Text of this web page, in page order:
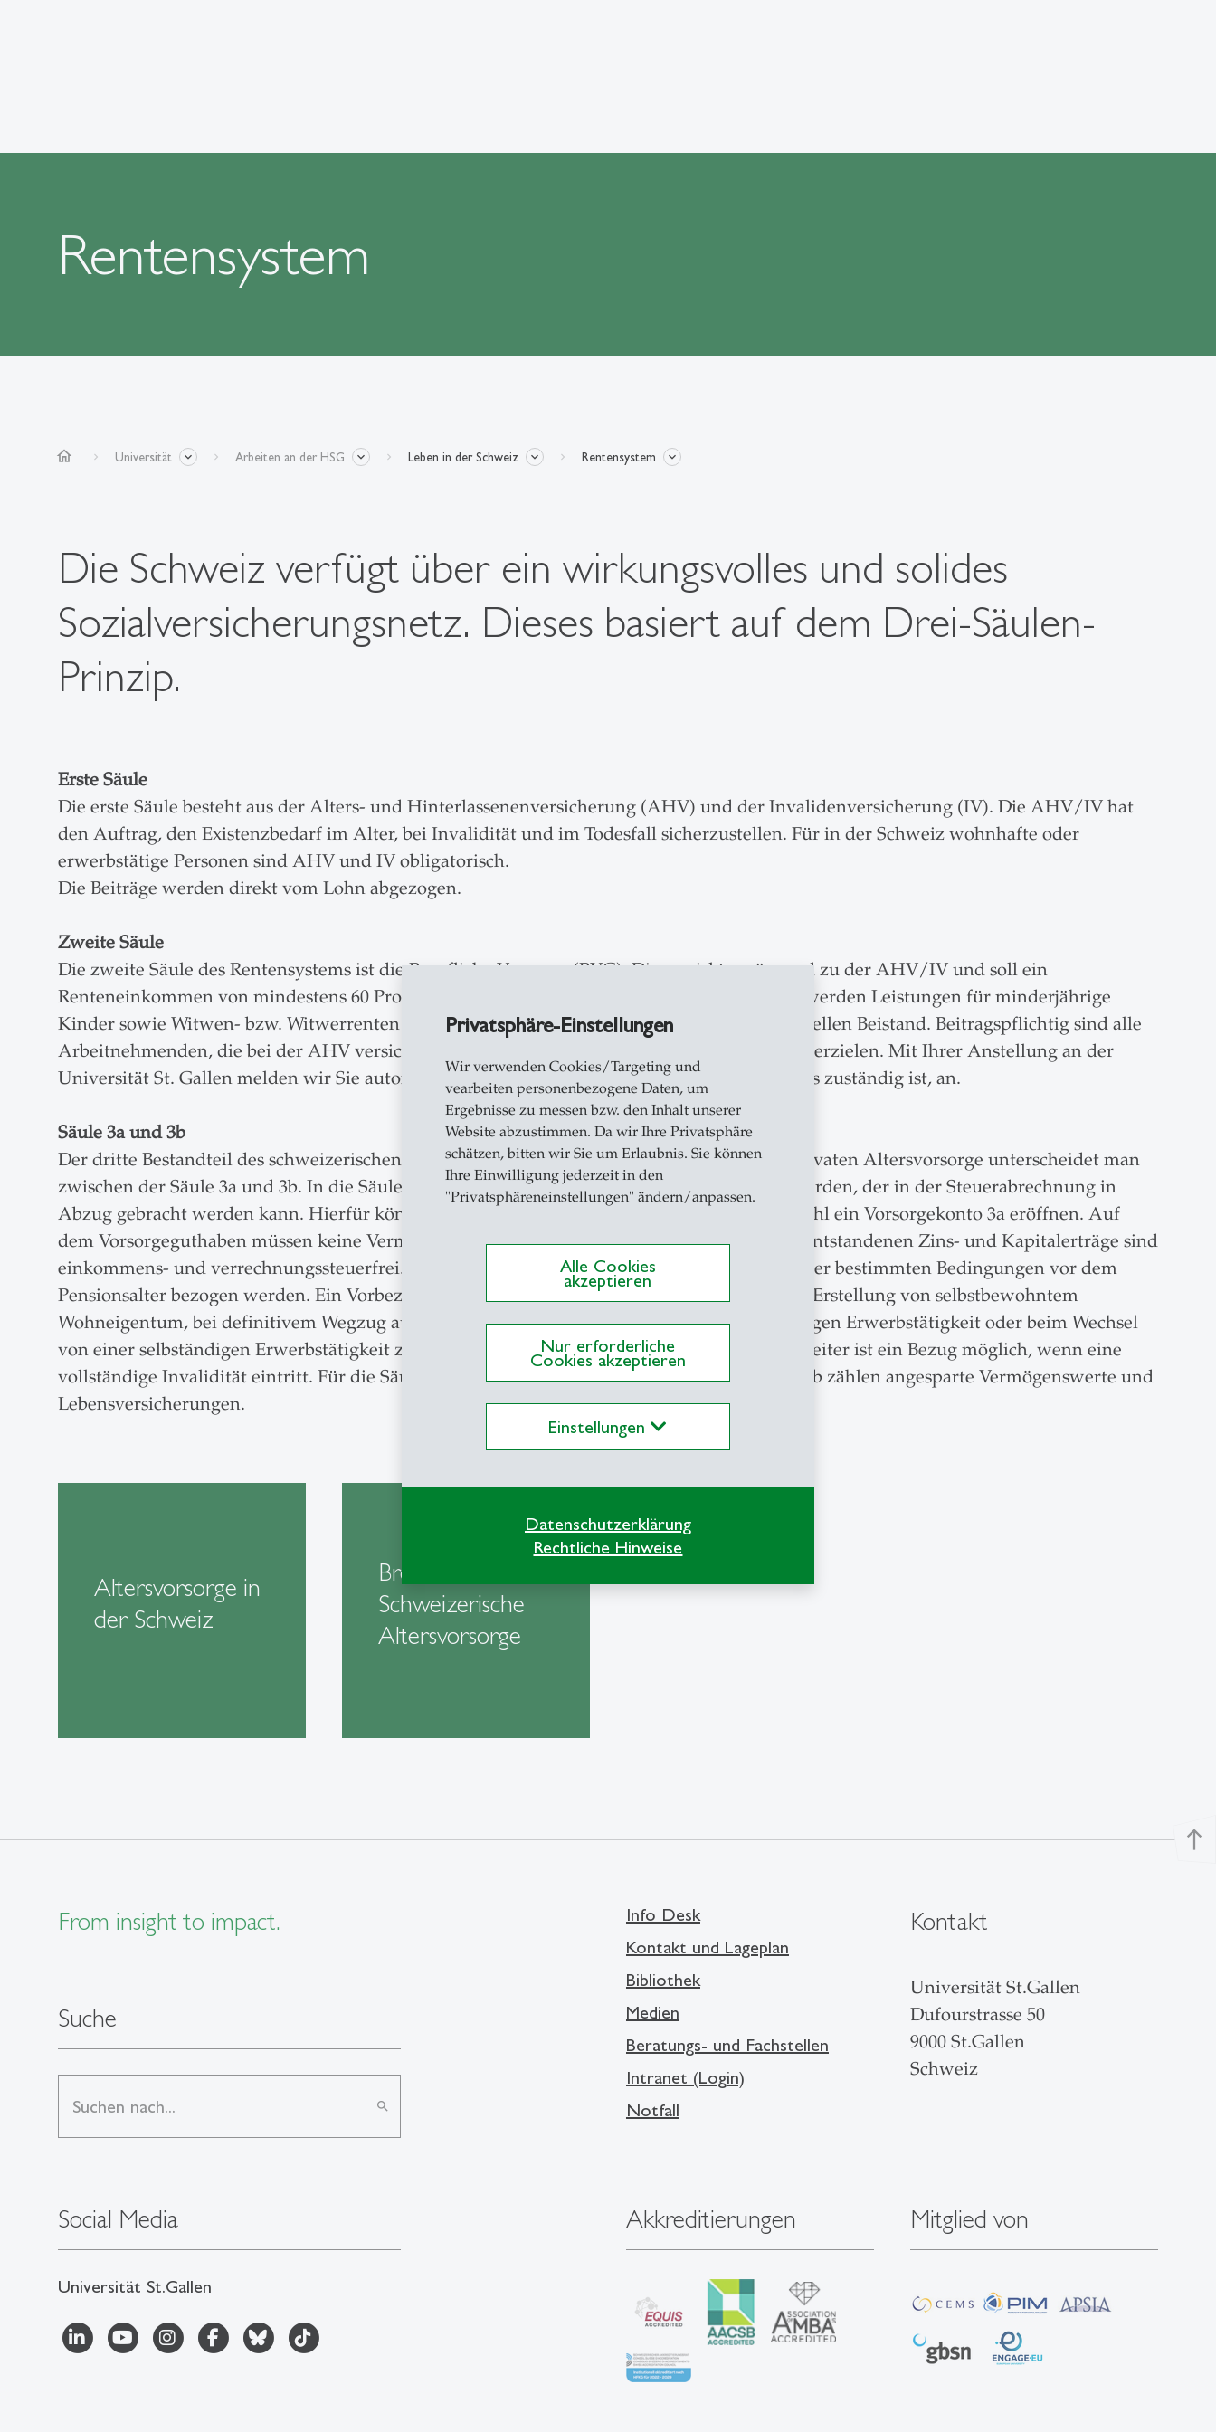
Privatsphäre-Einstellungen
Wir verwenden Cookies/Targeting und
vearbeiten personenbezogene Daten, um
Ergebnisse zu messen bzw. den Inhalt unserer
Website abzustimmen. Da wir Ihre Privatsphäre
schätzen, bitten wir Sie um Erlaubnis. Sie können
Ihre Einwilligung jederzeit in den
"Privatsphäreneinstellungen" ändern/anpassen.
Alle Cookies
akzeptieren
Nur erforderliche
Cookies akzeptieren
Einstellungen
Datenschutzerklärung
Rechtliche Hinweise
Rentensystem
home Universität Arbeiten an der HSG Leben in der Schweiz Rentensystem
Die Schweiz verfügt über ein wirkungsvolles und solides
Sozialversicherungsnetz. Dieses basiert auf dem Drei-Säulen-
Prinzip.
Erste Säule
Die erste Säule besteht aus der Alters- und Hinterlassenenversicherung (AHV) und der Invalidenversicherung (IV). Die AHV/IV hat
den Auftrag, den Existenzbedarf im Alter, bei Invalidität und im Todesfall sicherzustellen. Für in der Schweiz wohnhafte oder
erwerbstätige Personen sind AHV und IV obligatorisch.
Die Beiträge werden direkt vom Lohn abgezogen.
Zweite Säule
Die zweite Säule des Rentensystems ist die Berufliche Vorsorge (BVG). Diese wirkt ergänzend zu der AHV/IV und soll ein
Renteneinkommen von mindestens 60 Prozent des letzten Lohnes garantieren. Im Todesfall werden Leistungen für minderjährige
Kinder sowie Witwen- bzw. Witwerrenten erstattet. Im Invaliditätsfall leistet die BVG finanziellen Beistand. Beitragspflichtig sind alle
Arbeitnehmenden, die bei der AHV versichert sind und ein festgelegtes Mindesteinkommen erzielen. Mit Ihrer Anstellung an der
Universität St. Gallen melden wir Sie automatisch bei der St. Galler Pensionskasse, die für uns zuständig ist, an.
Säule 3a und 3b
Der dritte Bestandteil des schweizerischen Rentensystems ist die private Vorsorge. Bei der privaten Altersvorsorge unterscheidet man
zwischen der Säule 3a und 3b. In die Säule 3a kann ein jährlicher Höchstbetrag einbezahlt werden, der in der Steuerabrechnung in
Abzug gebracht werden kann. Hierfür können Sie bei einer Bank oder Versicherung Ihrer Wahl ein Vorsorgekonto 3a eröffnen. Auf
dem Vorsorgeguthaben müssen keine Vermögenssteuern entrichtet werden, und die daraus entstandenen Zins- und Kapitalerträge sind
einkommens- und verrechnungssteuerfrei. Das Vermögen auf dem Vorsorgekonto 3a darf unter bestimmten Bedingungen vor dem
Pensionsalter bezogen werden. Ein Vorbezug des Vermögens ist nur möglich bei Erwerb und Erstellung von selbstbewohntem
Wohneigentum, bei definitivem Wegzug aus der Schweiz, bei der Aufnahme einer selbständigen Erwerbstätigkeit oder beim Wechsel
von einer selbständigen Erwerbstätigkeit zu einer anderen selbständigen Erwerbstätigkeit. Weiter ist ein Bezug möglich, wenn eine
vollständige Invalidität eintritt. Für die Säule 3b gelten keine besonderen Regeln. Zur Säule 3b zählen angesparte Vermögenswerte und
Lebensversicherungen.
Altersvorsorge in
der Schweiz
Broschüre: Die
Schweizerische
Altersvorsorge
north
From insight to impact.
Suche
search
Social Media
Universität St.Gallen
Info Desk
Kontakt und Lageplan
Bibliothek
Medien
Beratungs- und Fachstellen
Intranet (Login)
Notfall
Kontakt
Universität St.Gallen
Dufourstrasse 50
9000 St.Gallen
Schweiz
Akkreditierungen Mitglied von